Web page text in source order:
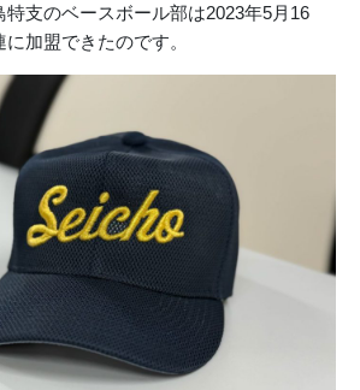
特支のベースボール部は2023年5月16
加盟できたのです。